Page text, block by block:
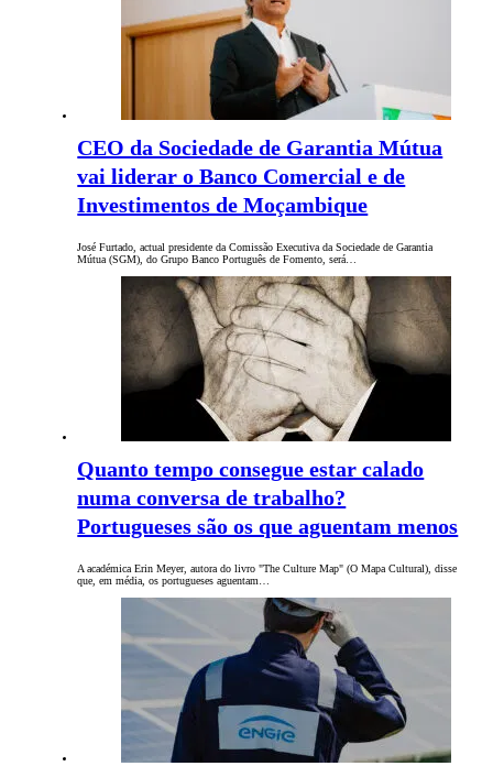
CEO da Sociedade de Garantia Mútua
vai liderar o Banco Comercial e de
Investimentos de Moçambique
José Furtado, actual presidente da Comissão Executiva da Sociedade de Garantia
Mútua (SGM), do Grupo Banco Português de Fomento, será…
Quanto tempo consegue estar calado
numa conversa de trabalho?
Portugueses são os que aguentam menos
A académica Erin Meyer, autora do livro "The Culture Map" (O Mapa Cultural), disse
que, em média, os portugueses aguentam…